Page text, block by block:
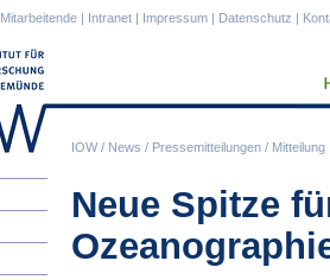
IOW/ News / Pressemitteilungen / Mitteilung
Mitarbeitende | Intranet | Impressum | Datenschutz |
Neue Spitze